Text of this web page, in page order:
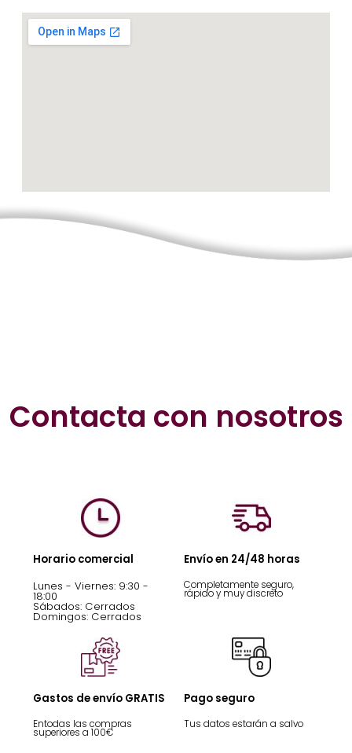
Contacta con nosotros
Horario comercial
Lunes - Viernes: 9:30 -
18:00
Sábados: Cerrados
Domingos: Cerrados
Envío en 24/48 horas
Completamente seguro,
rápido y muy discreto
Gastos de envío GRATIS
Entodas las compras
superiores a 100€
Pago seguro
Tus datos estarán a salvo